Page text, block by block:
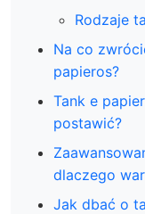
Rodzaje
Na co
papieros?
Tank e
postawić?
dlaczego
Jak dbać o